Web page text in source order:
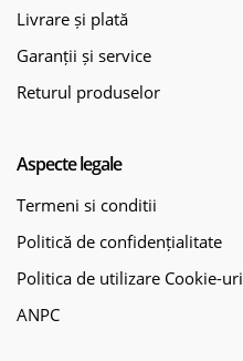
Livrare și plată
Garanții și service
Returul produselor
Aspecte legale
Termeni si conditii
Politică de confidențialitate
Politica de utilizare Cookie-uri
ANPC